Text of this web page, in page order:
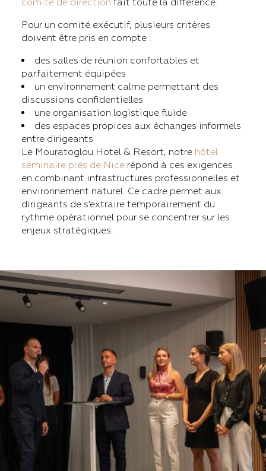
comité de direction fait toute la différence.
Pour un comité exécutif, plusieurs critères
doivent être pris en compte :
des salles de réunion confortables et
parfaitement équipées
un environnement calme permettant des
discussions confidentielles
une organisation logistique fluide
des espaces propices aux échanges informels
entre dirigeants
Le Mouratoglou Hotel & Resort, notre hôtel
séminaire près de Nice répond à ces exigences
en combinant infrastructures professionnelles et
environnement naturel. Ce cadre permet aux
dirigeants de s’extraire temporairement du
rythme opérationnel pour se concentrer sur les
enjeux stratégiques.